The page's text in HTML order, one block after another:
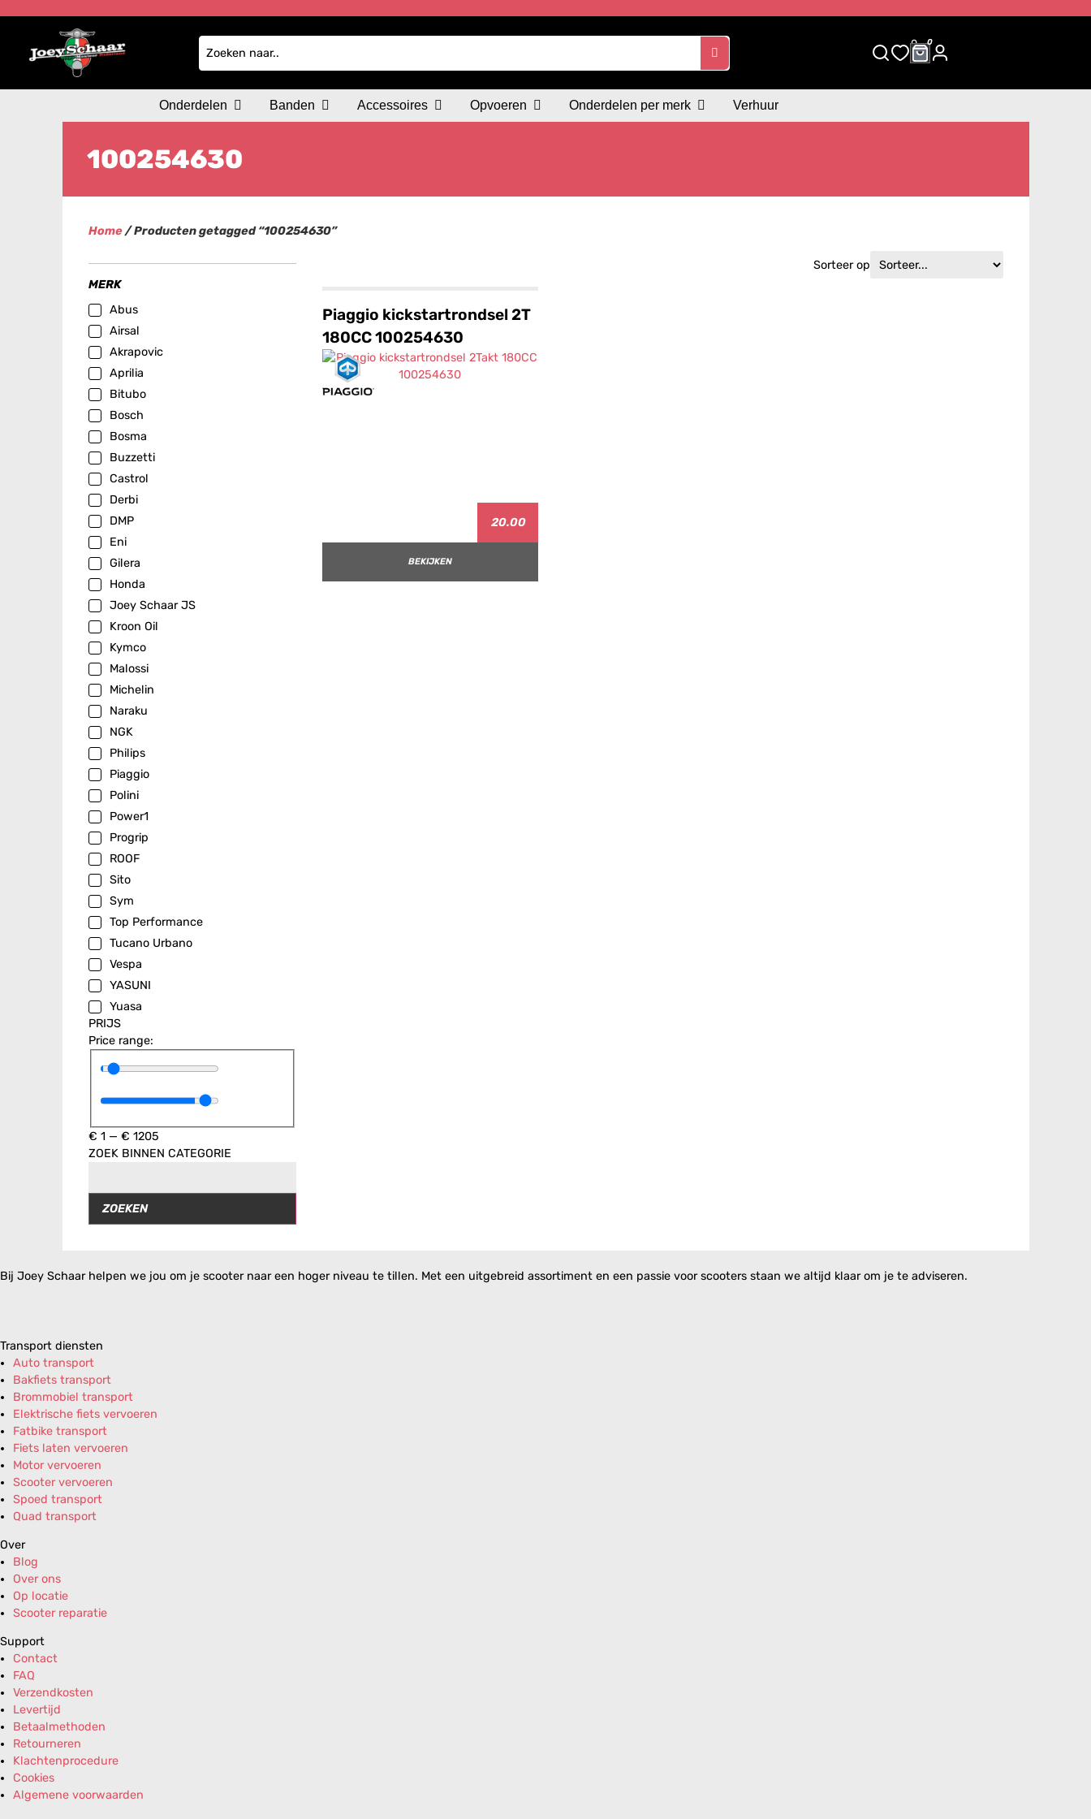
0 0
Onderdelen Banden Accessoires Opvoeren Onderdelen per merk Verhuur
100254630
Home/ Producten getagged “100254630”
MERK
Abus
Airsal
Akrapovic
Aprilia
Bitubo
Bosch
Bosma
Buzzetti
Castrol
Derbi
DMP
Eni
Gilera
Honda
Joey Schaar JS
Kroon Oil
Kymco
Malossi
Michelin
Naraku
NGK
Philips
Piaggio
Polini
Power1
Progrip
ROOF
Sito
Sym
Top Performance
Tucano Urbano
Vespa
YASUNI
Yuasa
PRIJS
Price range:
€ 1 — € 1205
ZOEK BINNEN CATEGORIE
ZOEKEN
Sorteer op
Piaggio kickstartrondsel 2T
180CC 100254630
20.00
BEKIJKEN
Bij Joey Schaar helpen we jou om je scooter naar een hoger niveau te tillen. Met een uitgebreid assortiment en een passie voor scooters staan we altijd klaar om je te adviseren.
Transport diensten
Auto transport
Bakfiets transport
Brommobiel transport
Elektrische fiets vervoeren
Fatbike transport
Fiets laten vervoeren
Motor vervoeren
Scooter vervoeren
Spoed transport
Quad transport
Over
Blog
Over ons
Op locatie
Scooter reparatie
Support
Contact
FAQ
Verzendkosten
Levertijd
Betaalmethoden
Retourneren
Klachtenprocedure
Cookies
Algemene voorwaarden